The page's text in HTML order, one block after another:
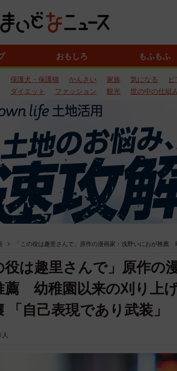
おもしろ もふもふ
保護犬・保護猫 かんさい 家族 気になる
ダイエット
ファッション 観光 世の中の仕組
「この役は趣里さんで」原作の漫画家・浅野いにおが推薦
役は趣里さんで」原作の
薦 幼稚園以来の刈り上
「自己表現であり武装」